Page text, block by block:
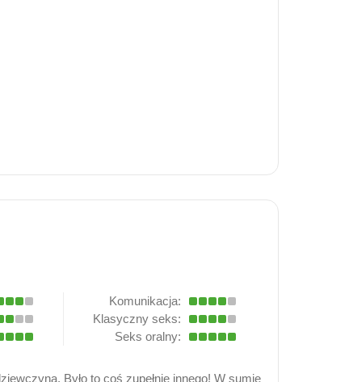
Komunikacja:
Klasyczny seks:
Seks oralny:
Było to coś zupełnie innego! W sumie